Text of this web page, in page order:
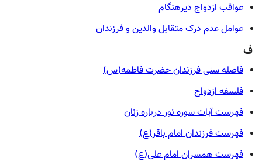
عواقب ازدواج دیرهنگام
عوامل عدم درک متقابل والدین و فرزندان
ف
فاصله سنی فرزندان حضرت فاطمه(س)
فلسفه ازدواج
فهرست آیات سوره نور درباره زنان
فهرست فرزندان امام باقر(ع)
فهرست همسران امام علی(ع)